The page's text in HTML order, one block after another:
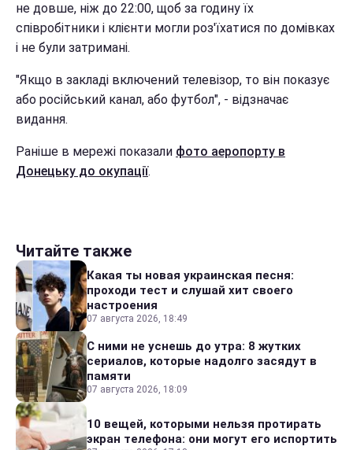
не довше, ніж до 22:00, щоб за годину їх
співробітники і клієнти могли роз'їхатися по домівках
і не були затримані.
"Якщо в закладі включений телевізор, то він показує
або російський канал, або футбол", - відзначає
видання.
Раніше в мережі показали фото аеропорту в
Донецьку до окупації.
Читайте также
Какая ты новая украинская песня:
проходи тест и слушай хит своего
настроения
07 августа 2026, 18:49
С ними не уснешь до утра: 8 жутких
сериалов, которые надолго засядут в
памяти
07 августа 2026, 18:09
10 вещей, которыми нельзя протирать
экран телефона: они могут его испортить